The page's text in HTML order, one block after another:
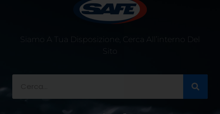
Siamo A Tua Disposizione, Cerca All’interno Del
Sito